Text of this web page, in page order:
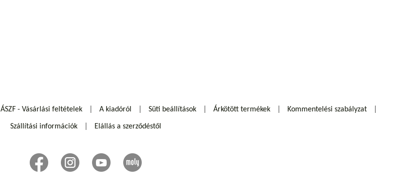
ÁSZF - Vásárlási feltételek A kiadóról Süti beállítások Árkötött termékek Kommentelési szabályzat
Szállítási információk Elállás a szerződéstől